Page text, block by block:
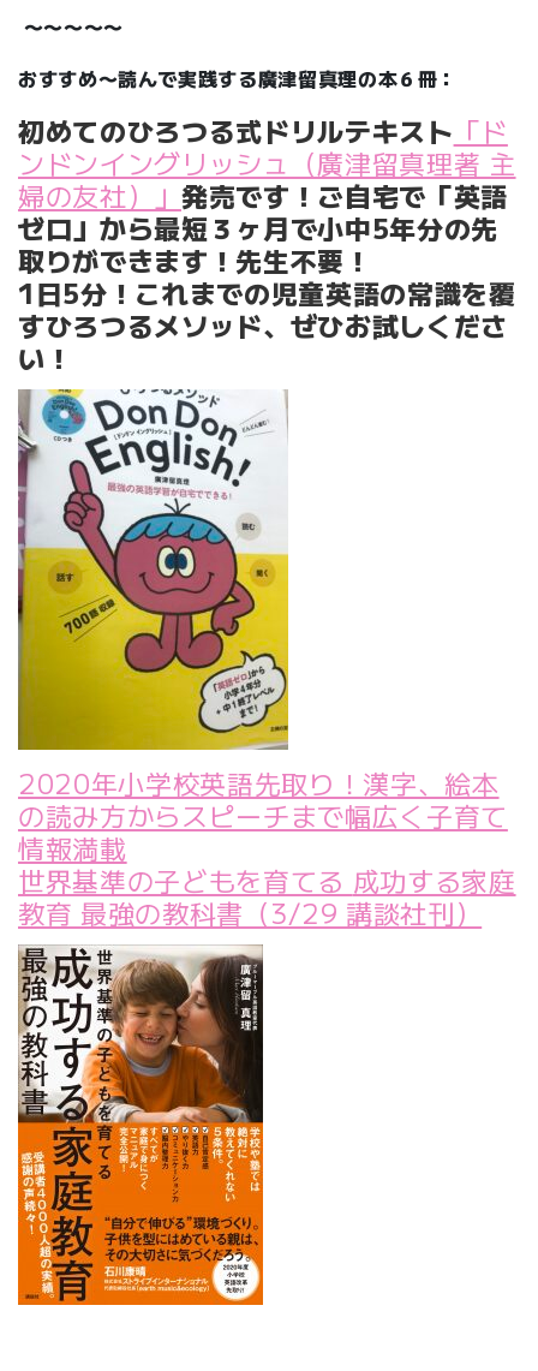
〜〜〜〜〜
おすすめ〜読んで実践する廣津留真理の本６冊：
初めてのひろつる式ドリルテキスト 「ド
ンドンイングリッシュ（廣津留真理著 主
婦の友社）」 発売です！ご自宅で「英語
ゼロ」から最短３ヶ月で小中5年分の先
取りができます！先生不要！
1日5分！これまでの児童英語の常識を覆
すひろつるメソッド、ぜひお試しくださ
い！
2020年小学校英語先取り！漢字、絵本
の読み方からスピーチまで幅広く子育て
情報満載
世界基準の子どもを育てる 成功する家庭
教育 最強の教科書（3/29 講談社刊）